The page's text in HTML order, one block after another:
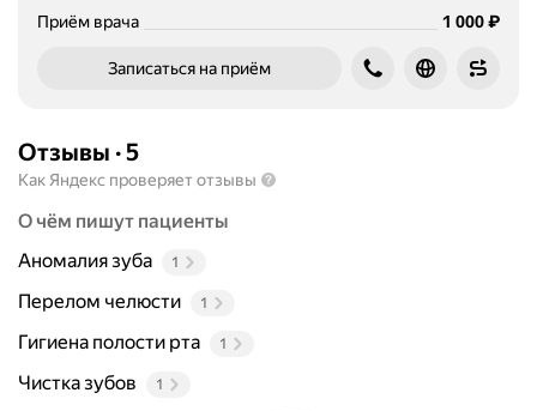
Приём врача Цена
1000
1 000₽
Записаться на приём
Отзывы ·5
Как Яндекс проверяет отзывы
О чём пишут пациенты
Аномалия зуба
1
Перелом челюсти 1
Гигиена полости рта 1
Чистка зубов 1